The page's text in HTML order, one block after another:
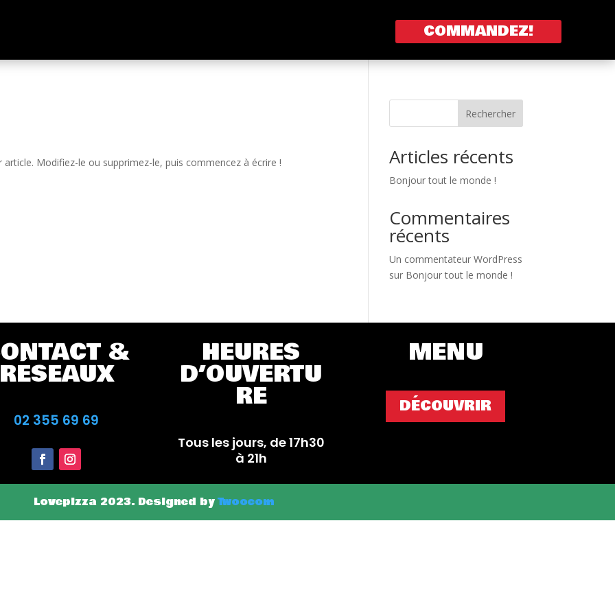
COMMANDEZ!
Modifiez-le ou supprimez-le, puis commencez à écrire !
Rechercher
Articles récents
Bonjour tout le monde !
Commentaires
récents
Un commentateur WordPress
sur Bonjour tout le monde !
&
02 355 69 69
HEURES
D’OUVERTU
RE
Tous les jours, de 17h30
à 21h
MENU
DÉCOUVRIR
Lovepizza 2023. Designed byTwoocom